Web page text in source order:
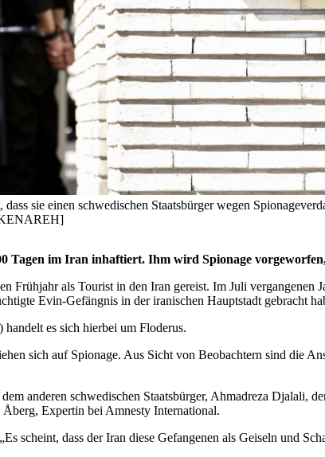
sie einen schwedischen Staatsbürger wegen
Tagen im Iran inhaftiert. Ihm wird Spionage
Frühjahr als Tourist in den Iran gereist. Im Juli vergangenen
Evin-Gefängnis in der iranischen Hauptstadt gebracht
es sich hierbei um Floderus.
sich auf Spionage. Aus Sicht von Beobachtern sind die
anderen schwedischen Staatsbürger, Ahmadreza Djalali,
Expertin bei Amnesty International.
scheint, dass der Iran diese Gefangenen als Geiseln und